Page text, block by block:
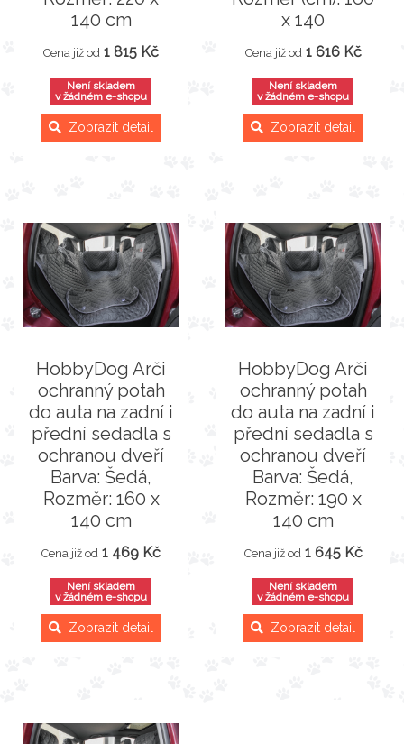
140 cm
Cena již od 1 815 Kč
Není skladem
v žádném e-shopu
Zobrazit detail
x 140
Cena již od 1 616 Kč
Není skladem
v žádném e-shopu
Zobrazit detail
HobbyDog Arči
ochranný potah
do auta na zadní i
přední sedadla s
ochranou dveří
Barva: Šedá,
Rozměr: 160 x
140 cm
Cena již od 1 469 Kč
Není skladem
v žádném e-shopu
Zobrazit detail
HobbyDog Arči
ochranný potah
do auta na zadní i
přední sedadla s
ochranou dveří
Barva: Šedá,
Rozměr: 190 x
140 cm
Cena již od 1 645 Kč
Není skladem
v žádném e-shopu
Zobrazit detail